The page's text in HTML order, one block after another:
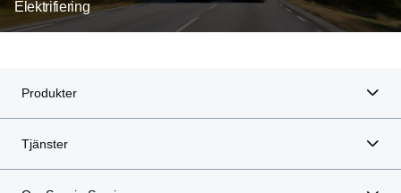
Elektrifiering
Produkter
Tjänster